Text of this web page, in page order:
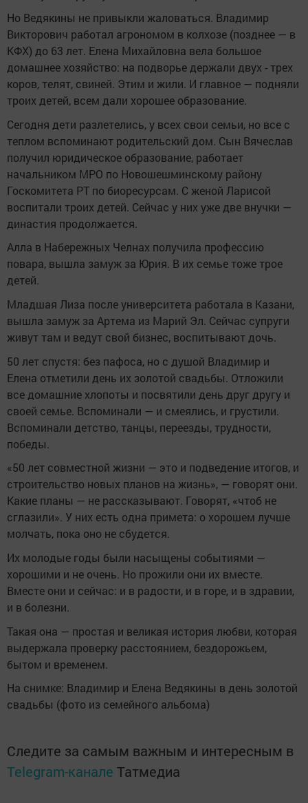
Но Ведякины не привыкли жаловаться. Владимир
Викторович работал агрономом в колхозе (позднее — в
КФХ) до 63 лет. Елена Михайловна вела большое
домашнее хозяйство: на подворье держали двух - трех
коров, телят, свиней. Этим и жили. И главное — подняли
троих детей, всем дали хорошее образование.
Сегодня дети разлетелись, у всех свои семьи, но все с
теплом вспоминают родительский дом. Сын Вячеслав
получил юридическое образование, работает
начальником МРО по Новошешминскому району
Госкомитета РТ по биоресурсам. С женой Ларисой
воспитали троих детей. Сейчас у них уже две внучки —
династия продолжается.
Алла в Набережных Челнах получила профессию
повара, вышла замуж за Юрия. В их семье тоже трое
детей.
Младшая Лиза после университета работала в Казани,
вышла замуж за Артема из Марий Эл. Сейчас супруги
живут там и ведут свой бизнес, воспитывают дочь.
50 лет спустя: без пафоса, но с душой Владимир и
Елена отметили день их золотой свадьбы. Отложили
все домашние хлопоты и посвятили день друг другу и
своей семье. Вспоминали — и смеялись, и грустили.
Вспоминали детство, танцы, переезды, трудности,
победы.
«50 лет совместной жизни — это и подведение итогов, и
строительство новых планов на жизнь», — говорят они.
Какие планы — не рассказывают. Говорят, «чтоб не
сглазили». У них есть одна примета: о хорошем лучше
молчать, пока оно не сбудется.
Их молодые годы были насыщены событиями —
хорошими и не очень. Но прожили они их вместе.
Вместе они и сейчас: и в радости, и в горе, и в здравии,
и в болезни.
Такая она — простая и великая история любви, которая
выдержала проверку расстоянием, бездорожьем,
бытом и временем.
На снимке: Владимир и Елена Ведякины в день золотой
свадьбы (фото из семейного альбома)
Следите за самым важным и интересным в
Telegram-канале Татмедиа